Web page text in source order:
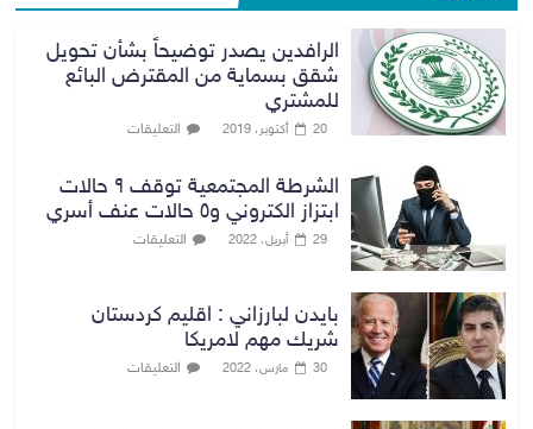
الرافدين يصدر توضيحاً بشأن تحويل
شقق بسماية من المقترض البائع
للمشتري
20 أكتوبر، 2019 التعليقات
الشرطة المجتمعية توقف ٩ حالات
ابتزاز الكتروني و٥ حالات عنف أسري
29 أبريل، 2022 التعليقات
بايدن لبارزاني : اقليم كردستان
شريك مهم لامريكا
30 مارس، 2022 التعليقات